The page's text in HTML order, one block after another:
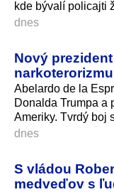
kde bývalí policajti
dnes
Nový
Abelardo de la
Donalda Trumpa a
Ameriky. Tvrdý boj
dnes
S vládou
medveďov s